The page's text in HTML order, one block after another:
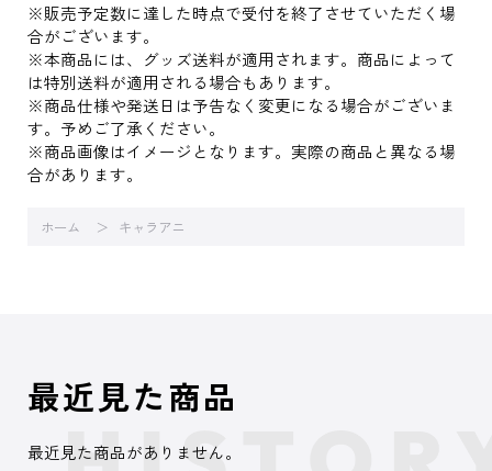
※販売予定数に達した時点で受付を終了させていただく場
合がございます。
※本商品には、グッズ送料が適用されます。商品によって
は特別送料が適用される場合もあります。
※商品仕様や発送日は予告なく変更になる場合がございま
す。予めご了承ください。
※商品画像はイメージとなります。実際の商品と異なる場
合があります。
ホーム キャラアニ
最近見た商品
最近見た商品がありません。